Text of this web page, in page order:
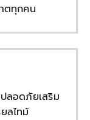
ตทุกคน
ลอดภัยเสริม
ลไทม์